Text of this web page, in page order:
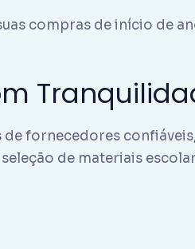
compras de início de
fornecedores
de materiais